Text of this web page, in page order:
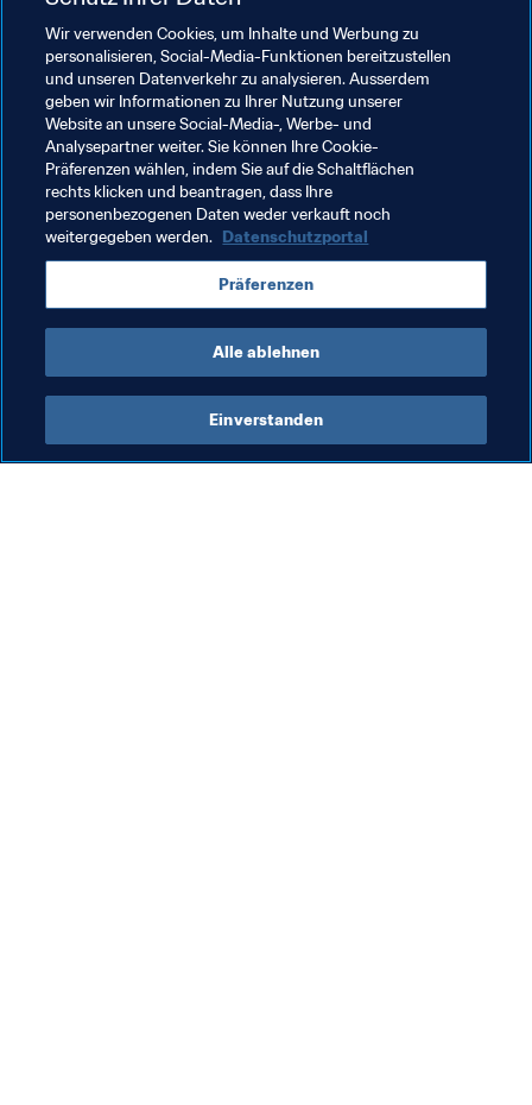
Pommes. Aber als Koch bin ich eine Katastrophe. Mehr
als Spiegelei ist nicht drin!
Verwandte Themen
FIFA Fussball-Weltmeisterschaft Katar 2022™
Argentina Brazil France
Wir verwenden Cookies, um Inhalte und Werbung zu
personalisieren, Social-Media-Funktionen bereitzustellen
und unseren Datenverkehr zu analysieren. Ausserdem
geben wir Informationen zu Ihrer Nutzung unserer
Website an unsere Social-Media-, Werbe- und
Analysepartner weiter. Sie können Ihre Cookie-
Präferenzen wählen, indem Sie auf die Schaltflächen
rechts klicken und beantragen, dass Ihre
personenbezogenen Daten weder verkauft noch
weitergegeben werden. Datenschutzportal
Präferenzen
Alle ablehnen
Einverstanden